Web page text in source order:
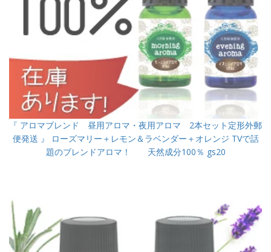
『 アロマブレンド 昼用アロマ・夜用アロマ 2本セット定形外郵
便発送 』 ローズマリー＋レモン＆ラベンダー＋オレンジ TVで話
題のブレンドアロマ！ 天然成分100％ gs20